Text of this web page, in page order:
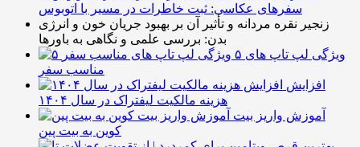
سفرهای عکاسی: ثبت خاطرات در مسیر با اتوبوس
زنجیر نقره مردانه و تأثیر آن بر بهبود جریان خون و انرژی
بدن: بررسی علمی و نگاهی به باورها
۵ ویژگی لپ تاپ های
مناسب سفر
افزایش
هزینه مالکیت لیفتراک در سال ۱۴۰۴
آموزش واریز بیت
کوین به بیت پین